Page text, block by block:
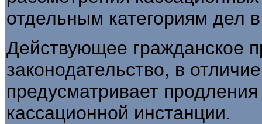
отдельным категориям дел
Действующее гражданское
законодательство, в
предусматривает
кассационной инстанции.